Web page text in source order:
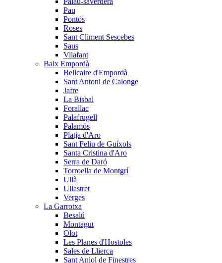
Pau
Pontós
Roses
Sant Climent Sescebes
Saus
Vilafant
Baix Empordà
Bellcaire d'Empordà
Sant Antoni de Calonge
Jafre
La Bisbal
Forallac
Palafrugell
Palamós
Platja d'Aro
Sant Feliu de Guíxols
Santa Cristina d'Aro
Serra de Daró
Torroella de Montgrí
Ullà
Ullastret
Verges
La Garrotxa
Besalú
Montagut
Olot
Les Planes d'Hostoles
Sales de Llierca
Sant Aniol de Finestres